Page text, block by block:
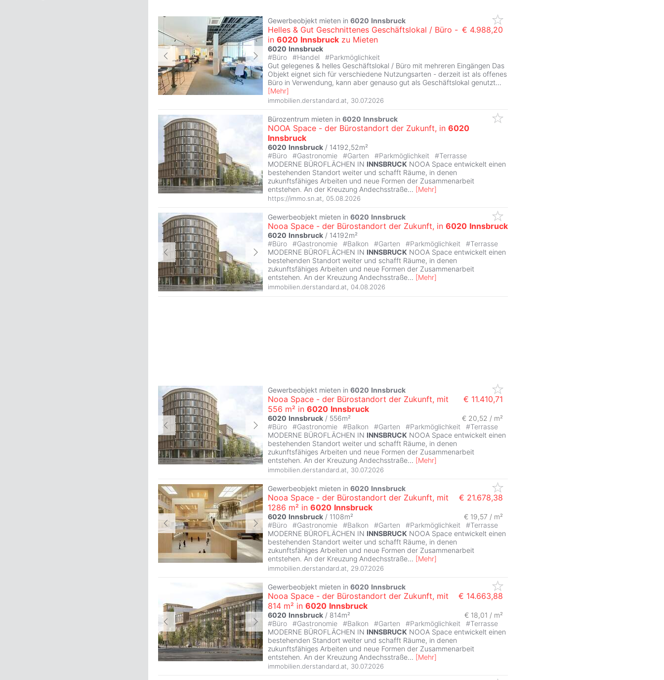
Gewerbeobjekt mieten in 6020 Innsbruck
Helles & Gut Geschnittenes Geschäftslokal / Büro -
in 6020 Innsbruck zu Mieten
€ 4.988,20
6020 Innsbruck
#Büro #Handel #Parkmöglichkeit
Gut gelegenes & helles Geschäftslokal / Büro mit mehreren Eingängen Das
Objekt eignet sich für verschiedene Nutzungsarten - derzeit ist als offenes
Büro in Verwendung, kann aber genauso gut als Geschäftslokal genutzt...
[Mehr]
immobilien.derstandard.at 30.07.2026
Bürozentrum mieten in 6020 Innsbruck
NOOA Space - der Bürostandort der Zukunft, in 6020
Innsbruck
6020 Innsbruck / 14192,52m²
#Büro #Gastronomie #Garten #Parkmöglichkeit #Terrasse
MODERNE BÜROFLÄCHEN IN INNSBRUCK NOOA Space entwickelt einen
bestehenden Standort weiter und schafft Räume, in denen
zukunftsfähiges Arbeiten und neue Formen der Zusammenarbeit
entstehen. An der Kreuzung Andechsstraße... [Mehr]
https://immo.sn.at, 05.08.2026
Gewerbeobjekt mieten in 6020 Innsbruck
Nooa Space - der Bürostandort der Zukunft, in 6020 Innsbruck
6020 Innsbruck / 14192m²
#Büro #Gastronomie #Balkon #Garten #Parkmöglichkeit #Terrasse
MODERNE BÜROFLÄCHEN IN INNSBRUCK NOOA Space entwickelt einen
bestehenden Standort weiter und schafft Räume, in denen
zukunftsfähiges Arbeiten und neue Formen der Zusammenarbeit
entstehen. An der Kreuzung Andechsstraße... [Mehr]
immobilien.derstandard.at 04.08.2026
Gewerbeobjekt mieten in 6020 Innsbruck
Nooa Space - der Bürostandort der Zukunft, mit
556 m² in 6020 Innsbruck
€ 11.410,71
6020 Innsbruck / 556m² € 20,52 / m²
#Büro #Gastronomie #Balkon #Garten #Parkmöglichkeit #Terrasse
MODERNE BÜROFLÄCHEN IN INNSBRUCK NOOA Space entwickelt einen
bestehenden Standort weiter und schafft Räume, in denen
zukunftsfähiges Arbeiten und neue Formen der Zusammenarbeit
entstehen. An der Kreuzung Andechsstraße... [Mehr]
immobilien.derstandard.at 30.07.2026
Gewerbeobjekt mieten in 6020 Innsbruck
Nooa Space - der Bürostandort der Zukunft, mit
1286 m² in 6020 Innsbruck
€ 21.678,38
6020 Innsbruck / 1108m² € 19,57 / m²
#Büro #Gastronomie #Balkon #Garten #Parkmöglichkeit #Terrasse
MODERNE BÜROFLÄCHEN IN INNSBRUCK NOOA Space entwickelt einen
bestehenden Standort weiter und schafft Räume, in denen
zukunftsfähiges Arbeiten und neue Formen der Zusammenarbeit
entstehen. An der Kreuzung Andechsstraße... [Mehr]
immobilien.derstandard.at 29.07.2026
Gewerbeobjekt mieten in 6020 Innsbruck
Nooa Space - der Bürostandort der Zukunft, mit
814 m² in 6020 Innsbruck
€ 14.663,88
6020 Innsbruck / 814m² € 18,01 / m²
#Büro #Gastronomie #Balkon #Garten #Parkmöglichkeit #Terrasse
MODERNE BÜROFLÄCHEN IN INNSBRUCK NOOA Space entwickelt einen
bestehenden Standort weiter und schafft Räume, in denen
zukunftsfähiges Arbeiten und neue Formen der Zusammenarbeit
entstehen. An der Kreuzung Andechsstraße... [Mehr]
immobilien.derstandard.at 30.07.2026